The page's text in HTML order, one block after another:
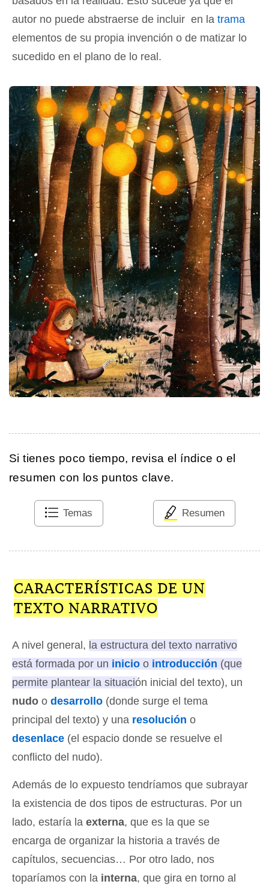
autor no puede abstraerse de incluir en la trama
elementos de su propia invención o de matizar lo
sucedido en el plano de lo real.
Si tienes poco tiempo, revisa el índice o el
resumen con los puntos clave.
Temas Resumen
CARACTERÍSTICAS DE UN
TEXTO NARRATIVO
A nivel general, la estructura del texto narrativo
está formada por un inicio o introducción (que
permite plantear la situación inicial del texto), un
nudo o desarrollo (donde surge el tema
principal del texto) y una resolución o
desenlace (el espacio donde se resuelve el
conflicto del nudo).
Además de lo expuesto tendríamos que subrayar
la existencia de dos tipos de estructuras. Por un
lado, estaría la externa, que es la que se
encarga de organizar la historia a través de
capítulos, secuencias… Por otro lado, nos
toparíamos con la interna, que gira en torno al